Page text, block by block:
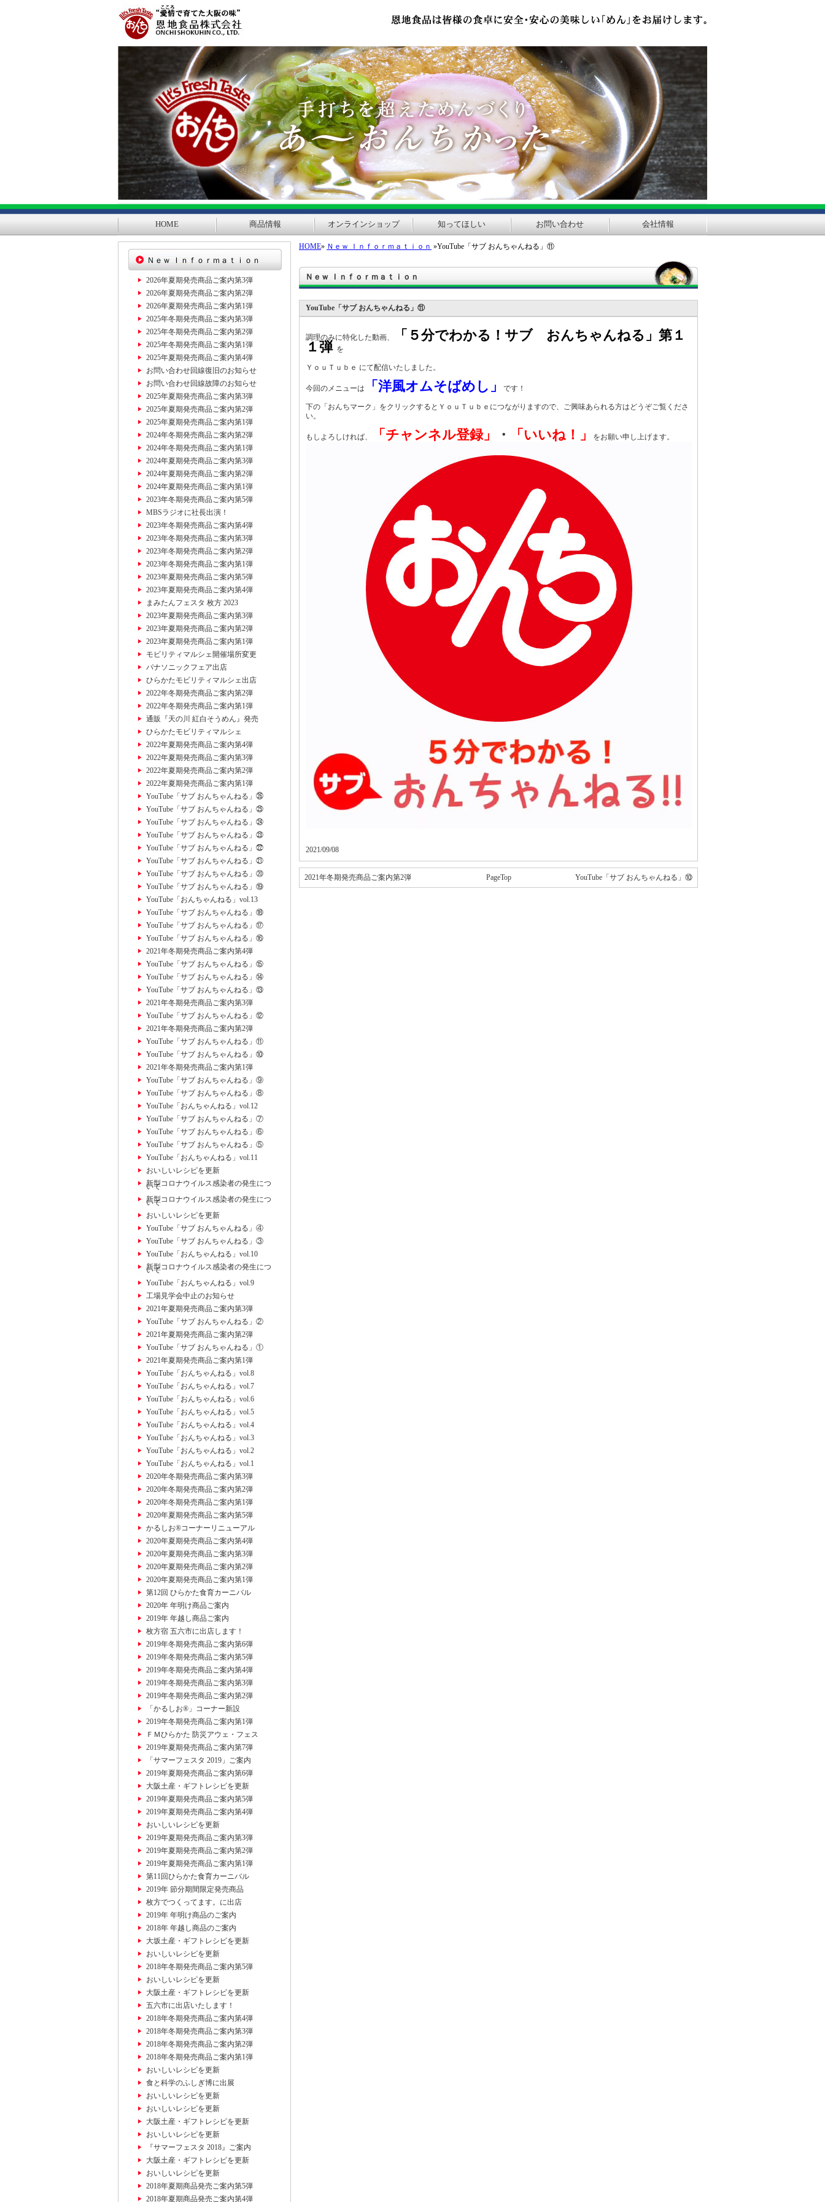
HOME 商品情報 オンラインショップ 知ってほしい お問い合わせ 会社情報
HOME» Ｎｅｗ Ｉｎｆｏｒｍａｔｉｏｎ »YouTube「サブ おんちゃんねる」⑪
Ｎｅｗ Ｉｎｆｏｒｍａｔｉｏｎ
YouTube「サブ おんちゃんねる」⑪
調理のみに特化した動画、 「５分でわかる！サブ おんちゃんねる」第１
１弾 を
ＹｏｕＴｕｂｅ にて配信いたしました。
今回のメニューは 「洋風オムそばめし」 です！
下の「おんちマーク」をクリックするとＹｏｕＴｕｂｅにつながりますので、ご興味あられる方はどうぞご覧くださ
い。
もしよろしければ、 「チャンネル登録」 ・ 「いいね！」 をお願い申し上げます。
2021/09/08
2021年冬期発売商品ご案内第2弾 PageTop YouTube「サブ おんちゃんねる」⑩
Ｎｅｗ Ｉｎｆｏｒｍａｔｉｏｎ
2026年夏期発売商品ご案内第3弾
2026年夏期発売商品ご案内第2弾
2026年夏期発売商品ご案内第1弾
2025年冬期発売商品ご案内第3弾
2025年冬期発売商品ご案内第2弾
2025年冬期発売商品ご案内第1弾
2025年夏期発売商品ご案内第4弾
お問い合わせ回線復旧のお知らせ
お問い合わせ回線故障のお知らせ
2025年夏期発売商品ご案内第3弾
2025年夏期発売商品ご案内第2弾
2025年夏期発売商品ご案内第1弾
2024年冬期発売商品ご案内第2弾
2024年冬期発売商品ご案内第1弾
2024年夏期発売商品ご案内第3弾
2024年夏期発売商品ご案内第2弾
2024年夏期発売商品ご案内第1弾
2023年冬期発売商品ご案内第5弾
MBSラジオに社長出演！
2023年冬期発売商品ご案内第4弾
2023年冬期発売商品ご案内第3弾
2023年冬期発売商品ご案内第2弾
2023年冬期発売商品ご案内第1弾
2023年夏期発売商品ご案内第5弾
2023年夏期発売商品ご案内第4弾
まみたんフェスタ 枚方 2023
2023年夏期発売商品ご案内第3弾
2023年夏期発売商品ご案内第2弾
2023年夏期発売商品ご案内第1弾
モビリティマルシェ開催場所変更
パナソニックフェア出店
ひらかたモビリティマルシェ出店
2022年冬期発売商品ご案内第2弾
2022年冬期発売商品ご案内第1弾
通販『天の川 紅白そうめん』発売
ひらかたモビリティマルシェ
2022年夏期発売商品ご案内第4弾
2022年夏期発売商品ご案内第3弾
2022年夏期発売商品ご案内第2弾
2022年夏期発売商品ご案内第1弾
YouTube「サブ おんちゃんねる」㉖
YouTube「サブ おんちゃんねる」㉕
YouTube「サブ おんちゃんねる」㉔
YouTube「サブ おんちゃんねる」㉓
YouTube「サブ おんちゃんねる」㉒
YouTube「サブ おんちゃんねる」㉑
YouTube「サブ おんちゃんねる」⑳
YouTube「サブ おんちゃんねる」⑲
YouTube「おんちゃんねる」vol.13
YouTube「サブ おんちゃんねる」⑱
YouTube「サブ おんちゃんねる」⑰
YouTube「サブ おんちゃんねる」⑯
2021年冬期発売商品ご案内第4弾
YouTube「サブ おんちゃんねる」⑮
YouTube「サブ おんちゃんねる」⑭
YouTube「サブ おんちゃんねる」⑬
2021年冬期発売商品ご案内第3弾
YouTube「サブ おんちゃんねる」⑫
2021年冬期発売商品ご案内第2弾
YouTube「サブ おんちゃんねる」⑪
YouTube「サブ おんちゃんねる」⑩
2021年冬期発売商品ご案内第1弾
YouTube「サブ おんちゃんねる」⑨
YouTube「サブ おんちゃんねる」⑧
YouTube「おんちゃんねる」vol.12
YouTube「サブ おんちゃんねる」⑦
YouTube「サブ おんちゃんねる」⑥
YouTube「サブ おんちゃんねる」⑤
YouTube「おんちゃんねる」vol.11
おいしいレシピを更新
新型コロナウイルス感染者の発生につ
いて
新型コロナウイルス感染者の発生につ
いて
おいしいレシピを更新
YouTube「サブ おんちゃんねる」④
YouTube「サブ おんちゃんねる」③
YouTube「おんちゃんねる」vol.10
新型コロナウイルス感染者の発生につ
いて
YouTube「おんちゃんねる」vol.9
工場見学会中止のお知らせ
2021年夏期発売商品ご案内第3弾
YouTube「サブ おんちゃんねる」②
2021年夏期発売商品ご案内第2弾
YouTube「サブ おんちゃんねる」①
2021年夏期発売商品ご案内第1弾
YouTube「おんちゃんねる」vol.8
YouTube「おんちゃんねる」vol.7
YouTube「おんちゃんねる」vol.6
YouTube「おんちゃんねる」vol.5
YouTube「おんちゃんねる」vol.4
YouTube「おんちゃんねる」vol.3
YouTube「おんちゃんねる」vol.2
YouTube「おんちゃんねる」vol.1
2020年冬期発売商品ご案内第3弾
2020年冬期発売商品ご案内第2弾
2020年冬期発売商品ご案内第1弾
2020年夏期発売商品ご案内第5弾
かるしお®コーナーリニューアル
2020年夏期発売商品ご案内第4弾
2020年夏期発売商品ご案内第3弾
2020年夏期発売商品ご案内第2弾
2020年夏期発売商品ご案内第1弾
第12回 ひらかた食育カーニバル
2020年 年明け商品ご案内
2019年 年越し商品ご案内
枚方宿 五六市に出店します！
2019年冬期発売商品ご案内第6弾
2019年冬期発売商品ご案内第5弾
2019年冬期発売商品ご案内第4弾
2019年冬期発売商品ご案内第3弾
2019年冬期発売商品ご案内第2弾
「かるしお®」コーナー新設
2019年冬期発売商品ご案内第1弾
ＦＭひらかた 防災アウェ・フェス
2019年夏期発売商品ご案内第7弾
「サマーフェスタ 2019」ご案内
2019年夏期発売商品ご案内第6弾
大阪土産・ギフトレシピを更新
2019年夏期発売商品ご案内第5弾
2019年夏期発売商品ご案内第4弾
おいしいレシピを更新
2019年夏期発売商品ご案内第3弾
2019年夏期発売商品ご案内第2弾
2019年夏期発売商品ご案内第1弾
第11回ひらかた食育カーニバル
2019年 節分期間限定発売商品
枚方でつくってます。に出店
2019年 年明け商品のご案内
2018年 年越し商品のご案内
大坂土産・ギフトレシピを更新
おいしいレシピを更新
2018年冬期発売商品ご案内第5弾
おいしいレシピを更新
大阪土産・ギフトレシピを更新
五六市に出店いたします！
2018年冬期発売商品ご案内第4弾
2018年冬期発売商品ご案内第3弾
2018年冬期発売商品ご案内第2弾
2018年冬期発売商品ご案内第1弾
おいしいレシピを更新
食と科学のふしぎ博に出展
おいしいレシピを更新
おいしいレシピを更新
大阪土産・ギフトレシピを更新
おいしいレシピを更新
『サマーフェスタ 2018』ご案内
大阪土産・ギフトレシピを更新
おいしいレシピを更新
2018年夏期商品発売ご案内第5弾
2018年夏期商品発売ご案内第4弾